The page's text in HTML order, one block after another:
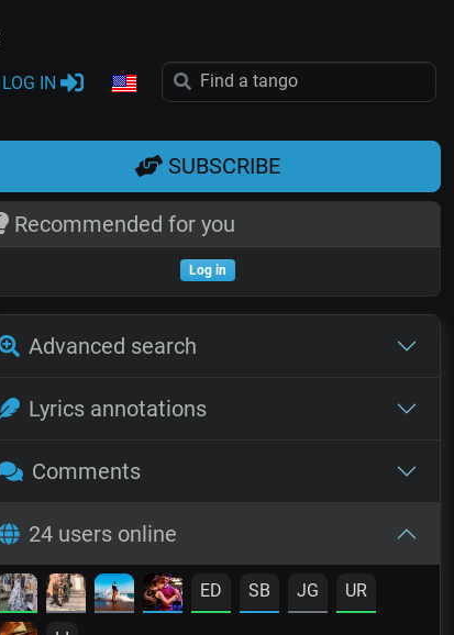
LOG IN
SUBSCRIBE
Recommended for you
Log in
Advanced search
Lyrics annotations
Comments
24 users online
ED SB JG UR